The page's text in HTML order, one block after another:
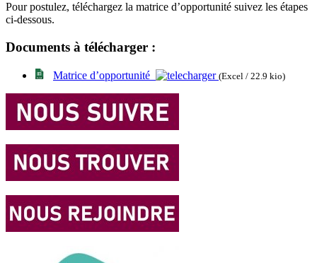
Pour postulez, téléchargez la matrice d’opportunité suivez les étapes
ci-dessous.
Documents à télécharger :
Matrice d’opportunité (Excel / 22.9 kio)